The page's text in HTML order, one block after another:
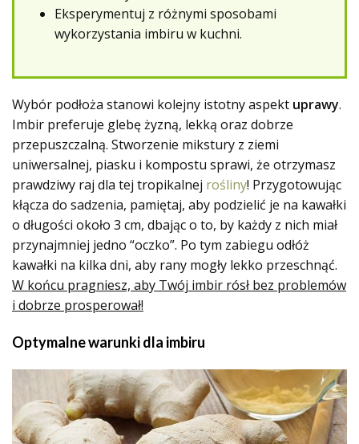
Eksperymentuj z różnymi sposobami
wykorzystania imbiru w kuchni.
Wybór podłoża stanowi kolejny istotny aspekt uprawy.
Imbir preferuje glebę żyzną, lekką oraz dobrze
przepuszczalną. Stworzenie mikstury z ziemi
uniwersalnej, piasku i kompostu sprawi, że otrzymasz
prawdziwy raj dla tej tropikalnej rośliny! Przygotowując
kłącza do sadzenia, pamiętaj, aby podzielić je na kawałki
o długości około 3 cm, dbając o to, by każdy z nich miał
przynajmniej jedno “oczko”. Po tym zabiegu odłóż
kawałki na kilka dni, aby rany mogły lekko przeschnąć.
W końcu pragniesz, aby Twój imbir rósł bez problemów
i dobrze prosperował!
Optymalne warunki dla imbiru